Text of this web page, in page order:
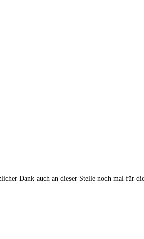
Dank auch an dieser Stelle noch mal für